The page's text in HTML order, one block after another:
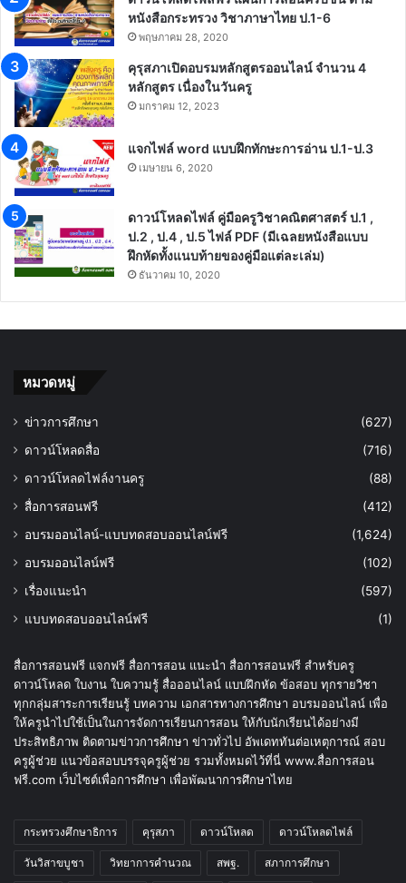
หนังสือกระทรวง วิชาภาษาไทย ป.1-6
พฤษภาคม 28, 2020
คุรุสภาเปิดอบรมหลักสูตรออนไลน์ จำนวน 4
หลักสูตร เนื่องในวันครู
มกราคม 12, 2023
แจกไฟล์ word แบบฝึกทักษะการอ่าน ป.1-ป.3
เมษายน 6, 2020
ดาวน์โหลดไฟล์ คู่มือครูวิชาคณิตศาสตร์ ป.1 ,
ป.2 , ป.4 , ป.5 ไฟล์ PDF (มีเฉลยหนังสือแบบ
ฝึกหัดทั้งแนบท้ายของคู่มือแต่ละเล่ม)
ธันวาคม 10, 2020
หมวดหมู่
ข่าวการศึกษา
(627)
ดาวน์โหลดสื่อ
(716)
ดาวน์โหลดไฟล์งานครู
(88)
สื่อการสอนฟรี
(412)
อบรมออนไลน์-แบบทดสอบออนไลน์ฟรี
(1,624)
อบรมออนไลน์ฟรี
(102)
เรื่องแนะนำ
(597)
แบบทดสอบออนไลน์ฟรี
(1)
สื่อการสอนฟรี แจกฟรี สื่อการสอน แนะนำ สื่อการสอนฟรี สำหรับครู
ดาวน์โหลด ใบงาน ใบความรู้ สื่อออนไลน์ แบบฝึกหัด ข้อสอบ ทุกรายวิชา
ทุกกลุ่มสาระการเรียนรู้ บทความ เอกสารทางการศึกษา อบรมออนไลน์ เพื่อ
ให้ครูนำไปใช้เป็นในการจัดการเรียนการสอน ให้กับนักเรียนได้อย่างมี
ประสิทธิภาพ ติดตามข่าวการศึกษา ข่าวทั่วไป อัพเดททันต่อเหตุการณ์ สอบ
ครูผู้ช่วย แนวข้อสอบบรรจุครูผู้ช่วย รวมทั้งหมดไว้ที่นี่ www.สื่อการสอน
ฟรี.com เว็บไซต์เพื่อการศึกษา เพื่อพัฒนาการศึกษาไทย
กระทรวงศึกษาธิการ คุรุสภา ดาวน์โหลด ดาวน์โหลดไฟล์
วันวิสาขบูชา วิทยาการคำนวณ สพฐ. สภาการศึกษา